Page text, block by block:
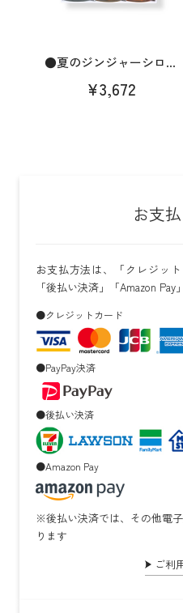
●夏のジンジャーシロ...
¥3,672
お支
お支払方法は、「クレジット
「後払い決済」「Amazon Pay
●クレジットカード
●PayPay決済
●後払い決済
●Amazon Pay
※後払い決済では、その他電
ります
ご利